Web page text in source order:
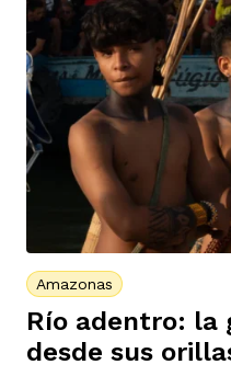
Amazonas
Río adentro: la
desde sus